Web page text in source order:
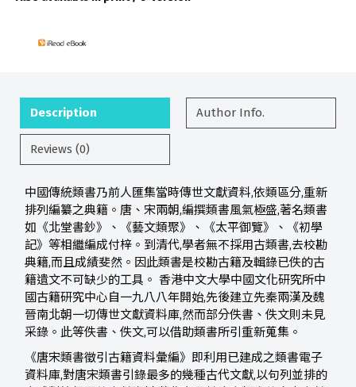
Description Author Info.
Reviews (0)
中國傳統類書乃前人匯集當時傳世文獻資料,依類區分,重新
排列編纂之典籍。唐、宋兩朝,編撰類書風氣極盛,著名類書
如《北堂書鈔》、《藝文類聚》、《太平御覽》、《初學
記》等相繼編成付梓。到清代,學者無不採用古類書,去校勘
典籍,而且成績斐然。因此類書是校勘古籍及輯錄已佚的古
籍遺文不可缺少的工具。 香港中文大學中國文化研究所中
國古籍研究中心自一九八八年開始,先後建立先秦兩漢及魏
晉南北朝一切傳世文獻資料庫,然而部分佚書、佚文則未見
采錄。此等佚書、佚文,可以借助類書所引重新蒐集。
《唐宋類書徵引古籍資料彙編》即利用已建成之類書電子
資料庫,對唐宋類書引錄最多的幾種古代文獻,以句列並排的